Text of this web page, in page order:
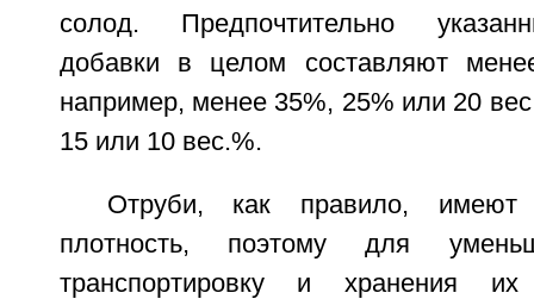
солод. Предпочтительно
добавки в целом составляют
например, менее 35%, 25% или 20
15 или 10 вес.%.
Отруби, как правило, имеют
плотность, поэтому для
транспортировку и хранения